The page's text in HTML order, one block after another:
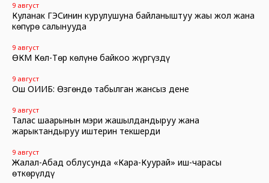
9 август
Куланак ГЭСинин курулушуна байланыштуу жаңы жол жана
көпүрө салынууда
9 август
ӨКМ Көл-Төр көлүнө байкоо жүргүздү
9 август
Ош ОИИБ: Өзгөндө табылган жансыз дене
9 август
Талас шаарынын мэри жашылдандыруу жана
жарыктандыруу иштерин текшерди
9 август
Жалал-Абад облусунда «Кара-Куурай» иш-чарасы
өткөрүлдү